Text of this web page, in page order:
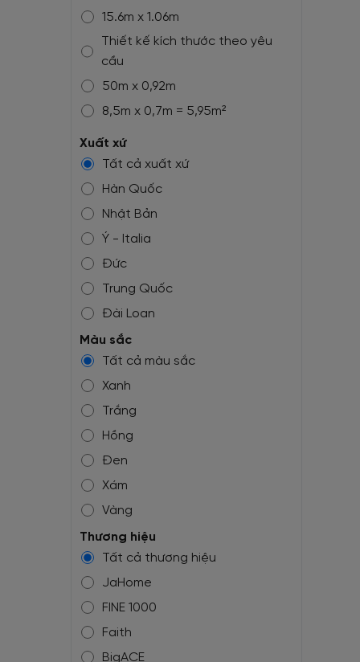
15.6m x 1.06m
Thiết kế kích thước theo yêu
cầu
50m x 0,92m
8,5m x 0,7m = 5,95m²
10,05m x 0,7m = 7m²
10,05m x 1m = 10m²
1,32m(1,37m) x 50m
1,32m(1,37m) x 10,5m
Xuất xứ
Tất cả xuất xứ
Hàn Quốc
Nhật Bản
Ý - Italia
Đức
Trung Quốc
Đài Loan
Mỹ
Bỉ
Màu sắc
Tất cả màu sắc
Xanh
Trắng
Hồng
Đen
Xám
Vàng
Tím
Nâu
Đỏ
Pastel
Giả gạch
Thương hiệu
Tất cả thương hiệu
JaHome
FINE 1000
Faith
BigACE